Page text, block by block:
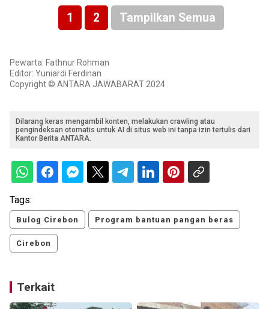
1 2 Tampilkan Semua
Pewarta: Fathnur Rohman
Editor: Yuniardi Ferdinan
Copyright © ANTARA JAWABARAT 2024
Dilarang keras mengambil konten, melakukan crawling atau
pengindeksan otomatis untuk AI di situs web ini tanpa izin tertulis dari
Kantor Berita ANTARA.
Tags:
Bulog Cirebon Program bantuan pangan beras
Cirebon
Terkait